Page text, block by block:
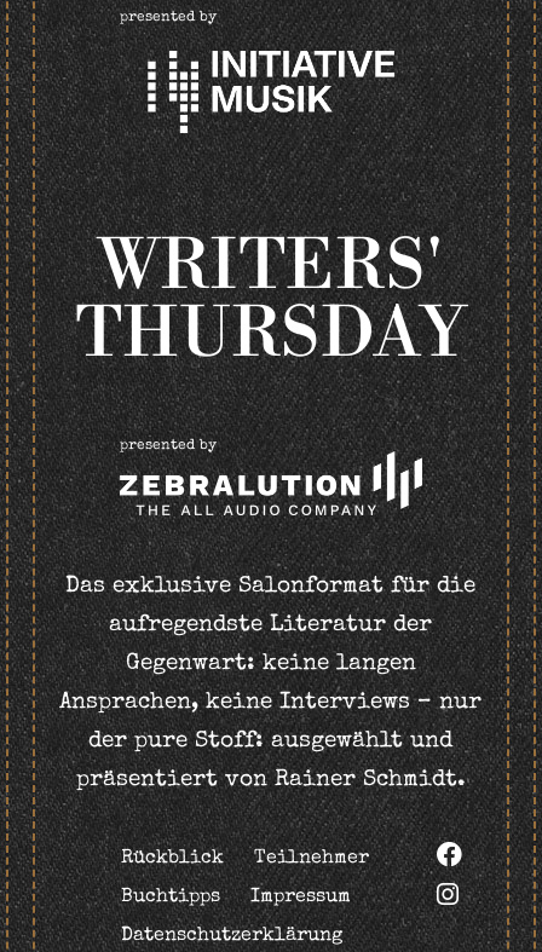
presented by
WRITERS'
THURSDAY
presented by
Das exklusive Salonformat für die
aufregendste Literatur der
Gegenwart: keine langen
Ansprachen, keine Interviews – nur
der pure Stoff: ausgewählt und
präsentiert von Rainer Schmidt.
Rückblick
Teilnehmer
Buchtipps
Impressum
Datenschutzerklärung